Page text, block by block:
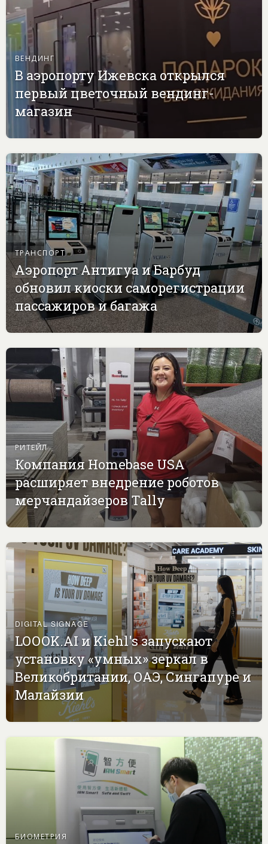
ВЕНДИНГ
В аэропорту Ижевска открылся
первый цветочный вендинг-
магазин
ТРАНСПОРТ
Аэропорт Антигуа и Барбуд
обновил киоски саморегистрации
пассажиров и багажа
РИТЕЙЛ
Компания Homebase USA
расширяет внедрение роботов
мерчандайзеров Tally
DIGITAL SIGNAGE
LOOOK.AI и Kiehl's запускают
установку «умных» зеркал в
Великобритании, ОАЭ, Сингапуре и
Малайзии
БИОМЕТРИЯ